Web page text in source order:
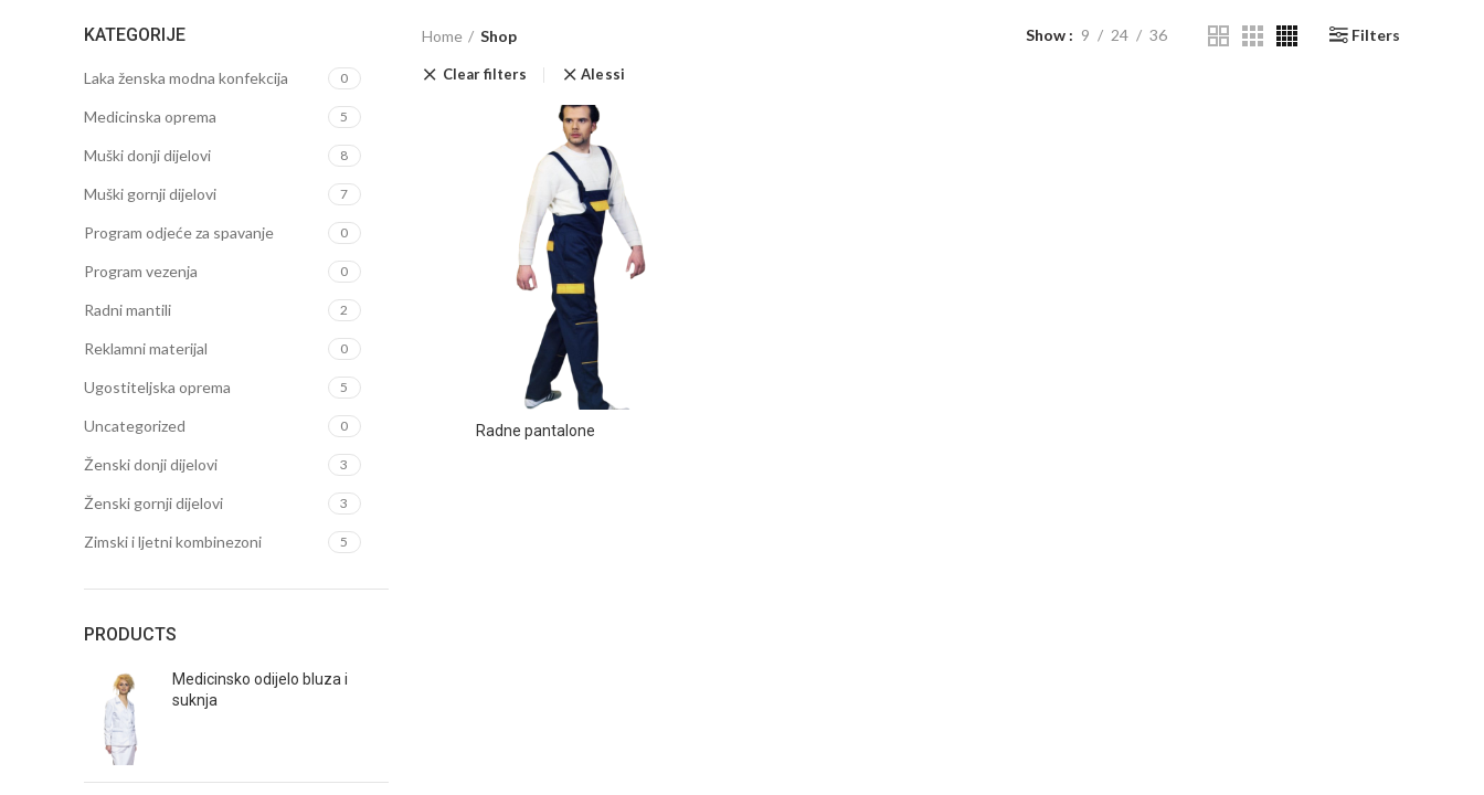
KATEGORIJE
Laka ženska modna konfekcija 0
Medicinska oprema 5
Muški donji dijelovi 8
Muški gornji dijelovi 7
Program odjeće za spavanje 0
Program vezenja 0
Radni mantili 2
Reklamni materijal 0
Ugostiteljska oprema 5
Uncategorized 0
Ženski donji dijelovi 3
Ženski gornji dijelovi 3
Zimski i ljetni kombinezoni 5
PRODUCTS
Medicinsko odijelo bluza i
suknja
Home Shop Show 9 24 36 Filters
Clear filters Alessi
Radne pantalone